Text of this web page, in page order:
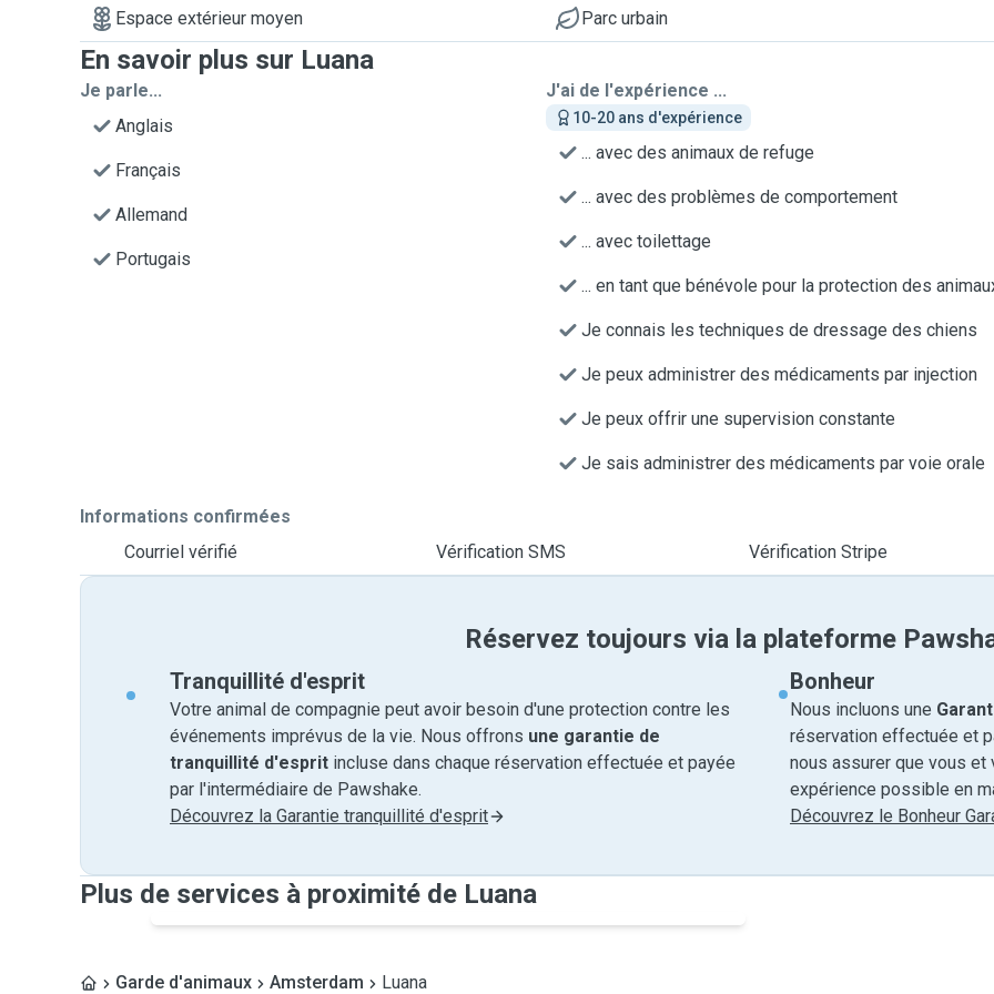
Espace extérieur moyen Parc urbain
En savoir plus sur Luana
Je parle...
Anglais
Français
Allemand
Portugais
J'ai de l'expérience ...
10-20 ans d'expérience
... avec des animaux de refuge
... avec des problèmes de comportement
... avec toilettage
... en tant que bénévole pour la protection des
Je connais les techniques de dressage des chiens
Je peux administrer des médicaments par injection
Je peux offrir une supervision constante
Je sais administrer des médicaments par voie orale
Informations confirmées
Courriel vérifié
Vérification SMS Vérification Stripe
Réservez toujours via la plateforme
Tranquillité d'esprit
Votre animal de compagnie peut avoir besoin d'une protection contre les
événements imprévus de la vie. Nous offrons une garantie de
tranquillité d'esprit incluse dans chaque réservation effectuée et payée
par l'intermédiaire de Pawshake.
Découvrez la Garantie tranquillité d'esprit
Bonheur
Nous incluons une
réservation effectuée et
nous assurer que vous
expérience possible en
Découvrez le Bonheur
Plus de services à proximité de Luana
Garde d'animaux Amsterdam Luana